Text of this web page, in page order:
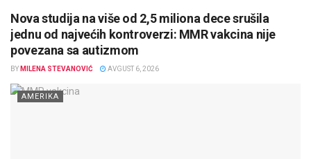
Nova studija na više od 2,5 miliona dece srušila
jednu od najvećih kontroverzi: MMR vakcina nije
povezana sa autizmom
BY MILENA STEVANOVIĆ AVGUST 6, 2026
AMERIKA